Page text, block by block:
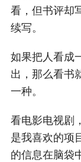
看，但书评却
续写。
如果把人看成
出，那么看书
一种。
看电影电视剧
是我喜欢的项
的信息在脑袋